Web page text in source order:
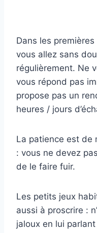
Dans les
vous allez sans
régulièrement. Ne
vous répond pas
propose pas un
heures / jours
La patience est de
: vous ne devez
de le faire fuir.
Les petits jeux
aussi à proscrire :
jaloux en lui